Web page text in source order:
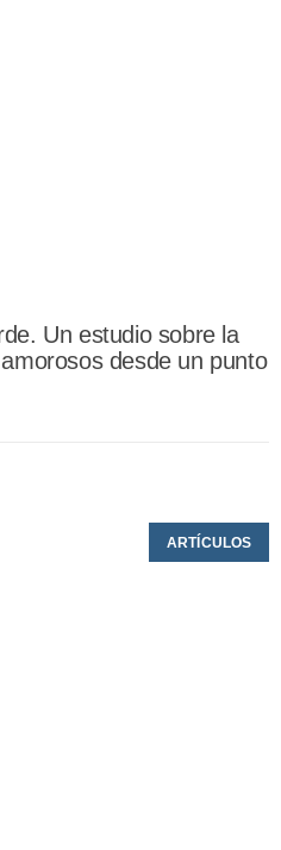
Un estudio sobre la
desde un punto
ARTÍCULOS